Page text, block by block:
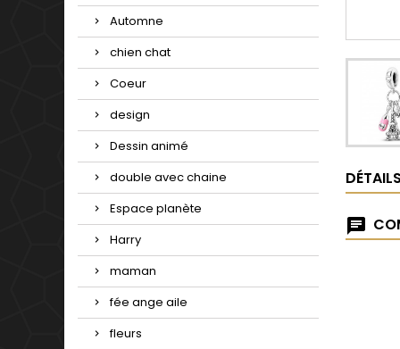
Automne
chien chat
Coeur
design
Dessin animé
double avec chaine
Espace planète
Harry
maman
fée ange aile
fleurs